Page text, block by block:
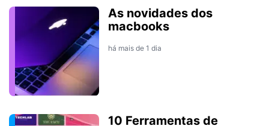
As novidades dos
macbooks
há mais de 1 dia
10 Ferramentas de